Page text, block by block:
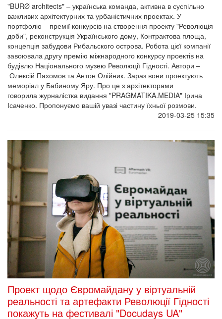
"BURØ architects" – українська команда, активна в суспільно
важливих архітектурних та урбаністичних проектах. У
портфоліо – премії конкурсів на створення проекту "Революція
доби", реконструкція Українського дому, Контрактова площа,
концепція забудови Рибальского острова. Робота цієї компанії
завоювала другу премію міжнародного конкурсу проектів на
будівлю Національного музею Революції Гідності. Автори –
Олексій Пахомов та Антон Олійник. Зараз вони проектують
меморіал у Бабиному Яру. Про це з архітекторами
говорила журналістка видання "PRAGMATIKA.MEDIA" Ірина
Ісаченко. Пропонуємо вашій увазі частину їхньої розмови.
2019-03-25 15:35
Проект щодо Євромайдану у віртуальній
реальності та артефакти Революції Гідності
покажуть на фестивалі "Docudays UA"